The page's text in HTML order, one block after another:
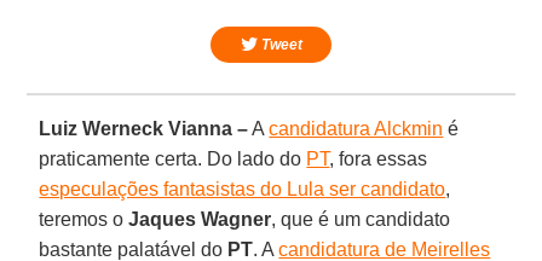
Tweet
Luiz Werneck Vianna –Acandidatura Alckmin é
praticamente certa. Do lado do PT, fora essas
especulações fantasistas do Lula ser candidato,
teremos oJaques Wagner, que é um candidato
bastante palatável do PT. Acandidatura de Meirelles